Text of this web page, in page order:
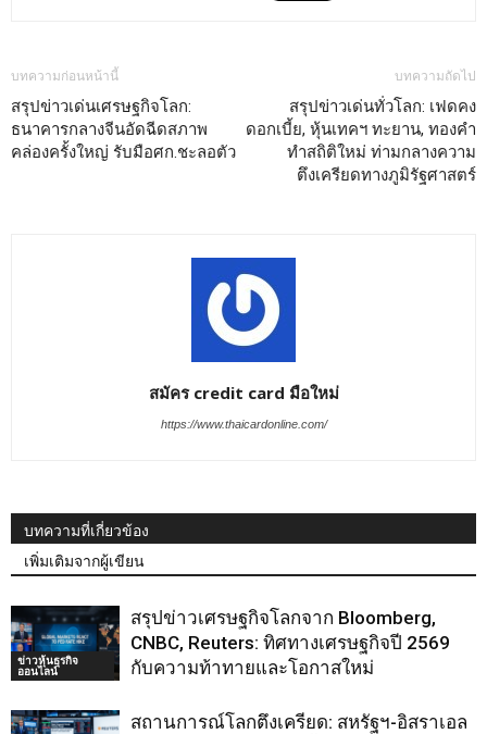
บทความก่อนหน้านี้
สรุปข่าวเด่นเศรษฐกิจโลก:
ธนาคารกลางจีนอัดฉีดสภาพ
คล่องครั้งใหญ่ รับมือศก.ชะลอตัว
บทความถัดไป
สรุปข่าวเด่นทั่วโลก: เฟดคง
ดอกเบี้ย, หุ้นเทคฯ ทะยาน, ทองคำ
ทำสถิติใหม่ ท่ามกลางความ
ตึงเครียดทางภูมิรัฐศาสตร์
สมัคร credit card มือใหม่
https://www.thaicardonline.com/
บทความที่เกี่ยวข้อง
เพิ่มเติมจากผู้เขียน
ข่าวหุ้นธุรกิจ
ออนไลน์
สรุปข่าวเศรษฐกิจโลกจาก Bloomberg,
CNBC, Reuters: ทิศทางเศรษฐกิจปี 2569
กับความท้าทายและโอกาสใหม่
สถานการณ์โลกตึงเครียด: สหรัฐฯ-อิสราเอล